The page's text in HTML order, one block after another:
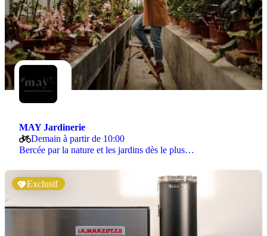
MAY Jardinerie
Demain à partir de 10:00
Bercée par la nature et les jardins dès le plus…
Exclusif